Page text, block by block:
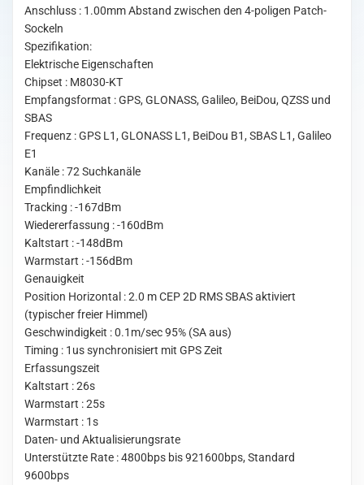
M8030
Anschluss : 1.00mm Abstand zwischen den 4-poligen Patch-
Sockeln
Spezifikation:
Elektrische Eigenschaften
Chipset : M8030-KT
Empfangsformat : GPS, GLONASS, Galileo, BeiDou, QZSS und
SBAS
Frequenz : GPS L1, GLONASS L1, BeiDou B1, SBAS L1, Galileo
E1
Kanäle : 72 Suchkanäle
Empfindlichkeit
Tracking : -167dBm
Wiedererfassung : -160dBm
Kaltstart : -148dBm
Warmstart : -156dBm
Genauigkeit
Position Horizontal : 2.0 m CEP 2D RMS SBAS aktiviert
(typischer freier Himmel)
Geschwindigkeit : 0.1m/sec 95% (SA aus)
Timing : 1us synchronisiert mit GPS Zeit
Erfassungszeit
Kaltstart : 26s
Warmstart : 25s
Warmstart : 1s
Daten- und Aktualisierungsrate
Unterstützte Rate : 4800bps bis 921600bps, Standard
9600bps